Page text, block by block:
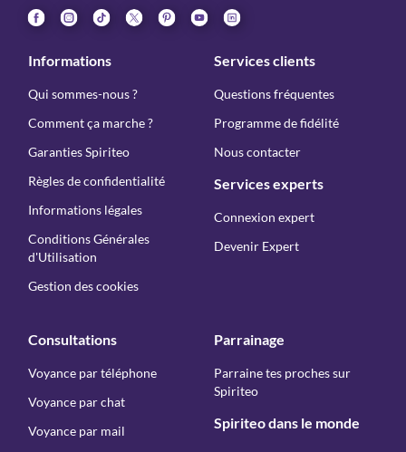
Informations
Qui sommes-nous ?
Comment ça marche ?
Garanties Spiriteo
Règles de confidentialité
Informations légales
Conditions Générales
d'Utilisation
Gestion des cookies
Services clients
Questions fréquentes
Programme de fidélité
Nous contacter
Services experts
Connexion expert
Devenir Expert
Consultations
Voyance par téléphone
Voyance par chat
Voyance par mail
Parrainage
Parraine tes proches sur
Spiriteo
Spiriteo dans le monde